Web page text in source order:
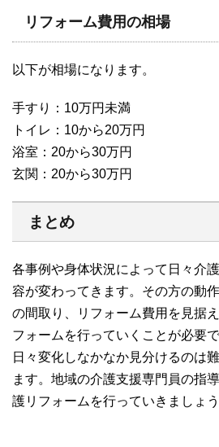
リフォーム費用の相場
以下が相場になります。
手すり：10万円未満
トイレ：10から20万円
浴室：20から30万円
玄関：20から30万円
まとめ
各事例や身体状況によって日々介
容が変わってきます。その方の動
の間取り、リフォーム費用を見据
フォームを行っていくことが必要
日々変化しなかなか見分けるのは
ます。地域の介護支援専門員の指
護リフォームを行っていきましょう